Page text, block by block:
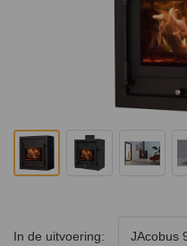
In de uitvoering: JAcobus